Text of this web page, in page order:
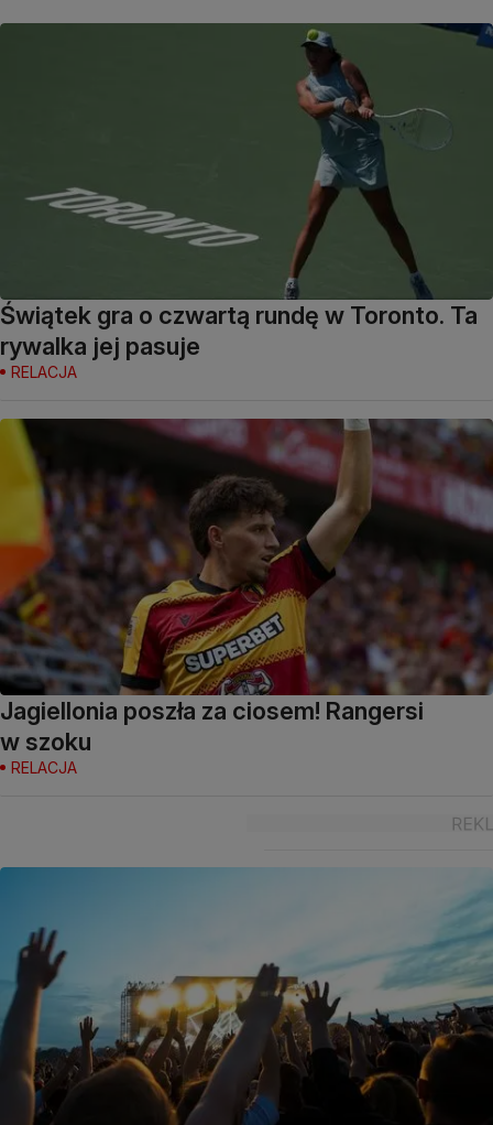
Świątek gra o czwartą rundę w Toronto. Ta
rywalka jej pasuje
RELACJA
Jagiellonia poszła za ciosem! Rangersi
w szoku
RELACJA